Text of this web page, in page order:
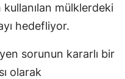
mülklerdeki
hedefliyor.
sorunun kararlı bir
olarak